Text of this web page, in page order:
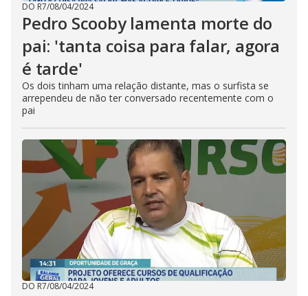
DO R7/08/04/2024
Pedro Scooby lamenta morte do
pai: 'tanta coisa para falar, agora
é tarde'
Os dois tinham uma relação distante, mas o surfista se
arrependeu de não ter conversado recentemente com o
pai
DO R7/08/04/2024